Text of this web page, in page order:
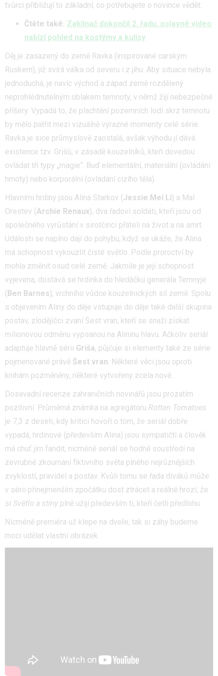
tvůrci přibližují to základní, co potřebujete o novince vědět.
Čtěte také: Zaklínač dokončil 2. řadu, oslavné video
nabízí pohled na kostýmy a kulisy
Děj je zasazený do země Ravka (inspirované carským
Ruskem), již svírá válka od severu i z jihu. Aby situace nebyla
jednoduchá, je navíc východ a západ země rozdělený
neprohlédnutelným oblakem temnoty, v němž žijí nebezpečné
příšery. Vypadá to, že plachtění pozemních lodí skrz temnotu
by mělo patřit mezi vizuálně výrazné momenty celé série.
Ravka je sice průmyslově zaostalá, avšak výhodu jí dává
existence tzv. Grišů, v zásadě kouzelníků, kteří dovedou
ovládat tři typy „magie“. Buď elementální, materiální (ovládání
hmoty) nebo korporální (ovládání cizího těla).
Hlavními hrdiny jsou Alina Starkov (Jessie Mei Li) a Mal
Orestev (Archie Renaux), dva řadoví soldáti, kteří jsou od
společného vyrůstání v sirotčinci přáteli na život a na smrt.
Události se naplno dají do pohybu, když se ukáže, že Alina
má schopnost vykouzlit čisté světlo. Podle proroctví by
mohla změnit osud celé země. Jakmile je její schopnost
vyjevena, dostává se hrdinka do hledáčku generála Temnyje
( Ben Barnes), vrchního vůdce kouzelnických sil země. Spolu
s objevením Aliny do děje vstupuje do děje také další skupina
postav, zlodějíčci zvaní Šest vran, kteří se snaží získat
milionovou odměnu vypsanou na Alininu hlavu. Ačkoliv seriál
adaptuje hlavně sérii Griša, půjčuje si elementy také ze série
pojmenované právě Šest vran. Některé věci jsou oproti
knihám pozměněny, některé vytvořeny zcela nově.
Dosavadní recenze zahraničních novinářů jsou prozatím
pozitivní. Průměrná známka na agregátoru Rotten Tomatoes
je 7,3 z deseti, kdy kritici hovoří o tom, že seriál dobře
vypadá, hrdinové (především Alina) jsou sympatičtí a člověk
má chuť jim fandit, nicméně seriál se hodně soustředí na
zevrubné zkoumání fiktivního světa plného nejrůznějších
zvyklostí, pravidel a postav. Kvůli tomu se řada diváků může
v sérii přinejmenším zpočátku dost ztrácet a reálně hrozí, že
si Světlo a stíny plně užijí především ti, kteří četli předlohu.
Nicméně premiéra už klepe na dveře, tak si záhy budeme
moci udělat vlastní obrázek.